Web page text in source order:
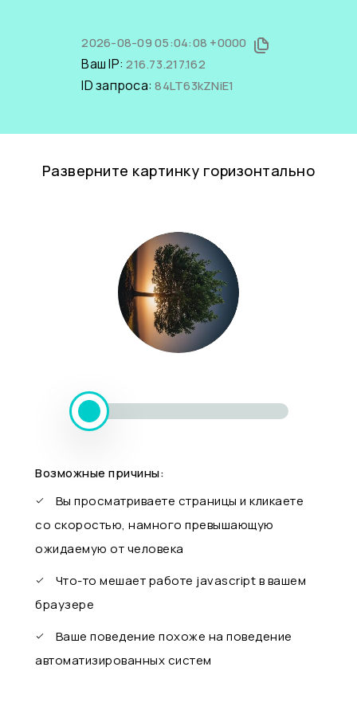
2026-08-09 05:04:08 +0000
Ваш IP:216.73.217.162
ID запроса:84LT63kZNiE1
Разверните картинку горизонтально
Возможные причины:
Вы просматриваете страницы и кликаете
со скоростью, намного превышающую
ожидаемую от человека
Что-то мешает работе javascript в вашем
браузере
Ваше поведение похоже на поведение
автоматизированных систем